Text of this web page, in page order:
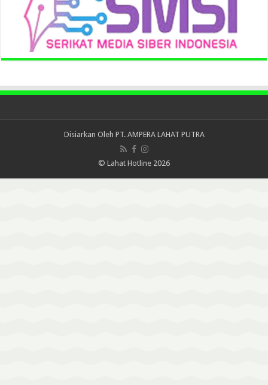
Disiarkan Oleh PT. AMPERA LAHAT PUTRA
© Lahat Hotline 2026